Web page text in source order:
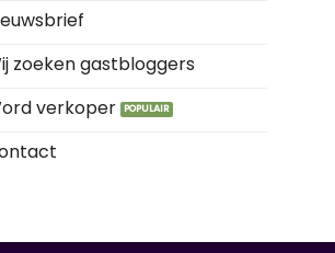
zoeken gastbloggers
verkoper